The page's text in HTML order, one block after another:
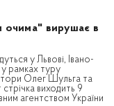
очима" вирушає в
у Львові, Івано-
у рамках туру
Олег Шульга та
виходить 9
агентством України